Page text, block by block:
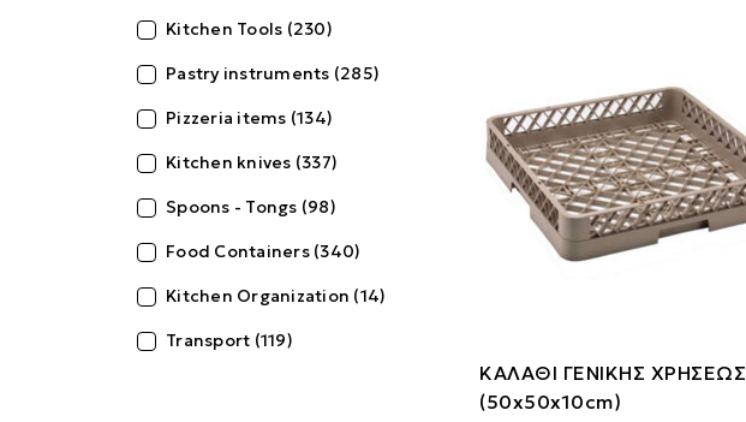
ΚΑΛΑΘΙ ΓΕΝΙΚΗΣ ΧΡΗΣΕΩΣ
(50x50x10cm)
Kitchen Tools (230)
Pastry instruments (285)
Pizzeria items (134)
Kitchen knives (337)
Spoons - Tongs (98)
Food Containers (340)
Kitchen Organization (14)
Transport (119)